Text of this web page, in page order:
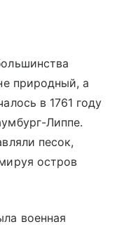
природный, а
в 1761 году
Липпе.
песок,
остров
военная